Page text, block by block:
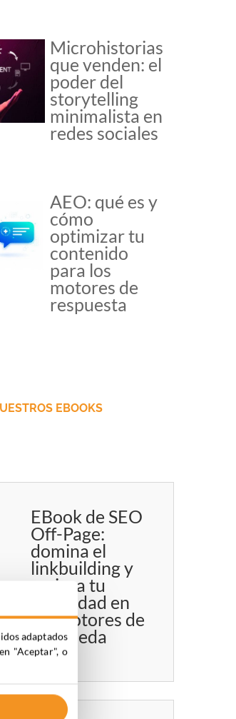
Microhistorias
que venden: el
poder del
storytelling
minimalista en
redes sociales
AEO: qué es y
cómo
optimizar tu
contenido
para los
motores de
respuesta
EBOOKS
EBook de SEO
Off-Page:
domina el
linkbuilding y
mejora tu
autoridad en
los motores de
búsqueda
adaptados
"Aceptar", o